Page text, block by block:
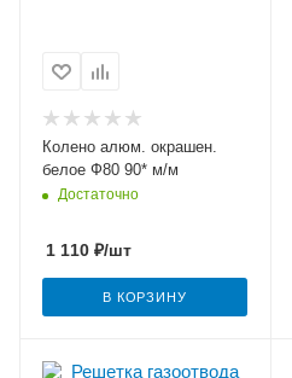
Колено алюм. окрашен.
белое Ф80 90* м/м
Достаточно
1 110 ₽/шт
В КОРЗИНУ